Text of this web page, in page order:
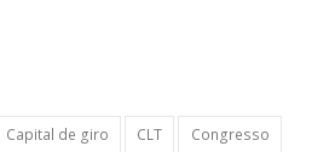
Capital de giro CLT
Congresso